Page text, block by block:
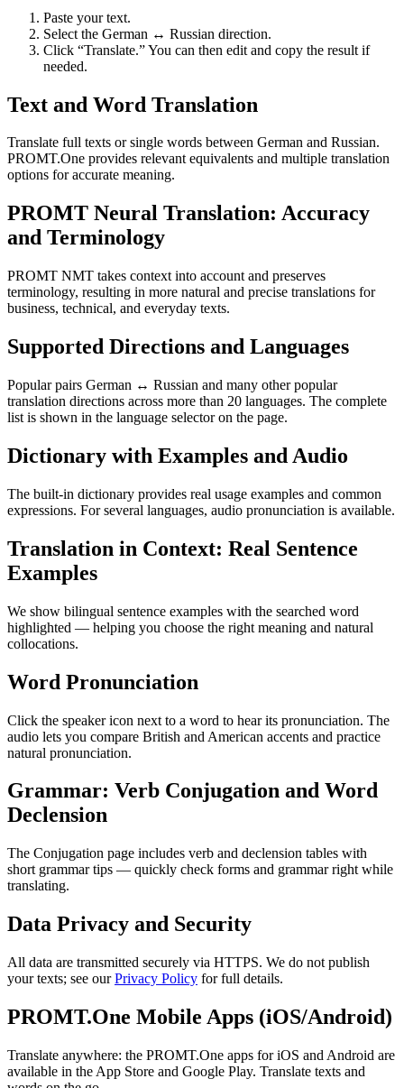
Paste your text.
Select the German ↔ Russian direction.
Click “Translate.” You can then edit and copy the result if
needed.
Text and Word Translation
Translate full texts or single words between German and Russian.
PROMT.One provides relevant equivalents and multiple translation
options for accurate meaning.
PROMT Neural Translation: Accuracy
and Terminology
PROMT NMT takes context into account and preserves
terminology, resulting in more natural and precise translations for
business, technical, and everyday texts.
Supported Directions and Languages
Popular pairs German ↔ Russian and many other popular
translation directions across more than 20 languages. The complete
list is shown in the language selector on the page.
Dictionary with Examples and Audio
The built-in dictionary provides real usage examples and common
expressions. For several languages, audio pronunciation is available.
Translation in Context: Real Sentence
Examples
We show bilingual sentence examples with the searched word
highlighted — helping you choose the right meaning and natural
collocations.
Word Pronunciation
Click the speaker icon next to a word to hear its pronunciation. The
audio lets you compare British and American accents and practice
natural pronunciation.
Grammar: Verb Conjugation and Word
Declension
The Conjugation page includes verb and declension tables with
short grammar tips — quickly check forms and grammar right while
translating.
Data Privacy and Security
All data are transmitted securely via HTTPS. We do not publish
your texts; see ourPrivacy Policy for full details.
PROMT.One Mobile Apps (iOS/Android)
Translate anywhere: the PROMT.One apps for iOS and Android are
available in the App Store and Google Play. Translate texts and